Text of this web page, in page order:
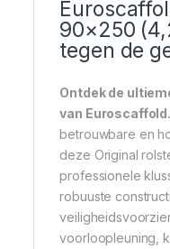
90×250
tegen de
Ontdek de
van Euroscaffold.
betrouwbare en
deze Original
professionele
robuuste
voorloopleuning,